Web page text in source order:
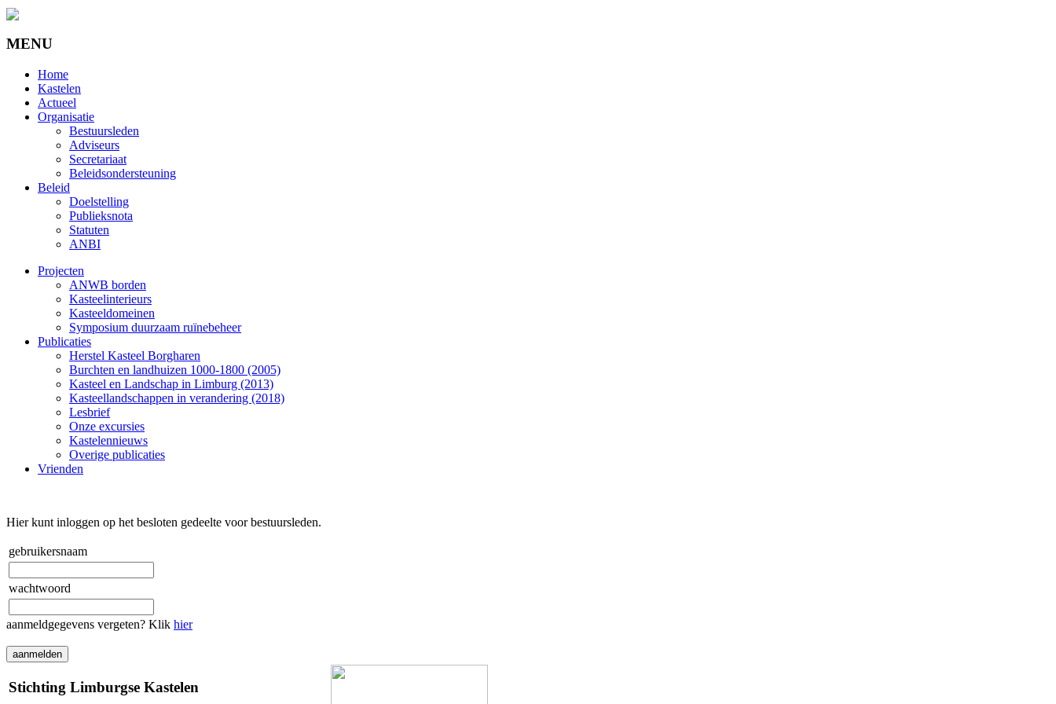
MENU
Home
Kastelen
Actueel
Organisatie
Bestuursleden
Adviseurs
Secretariaat
Beleidsondersteuning
Beleid
Doelstelling
Publieksnota
Statuten
ANBI
Projecten
ANWB borden
Kasteelinterieurs
Kasteeldomeinen
Symposium duurzaam ruïnebeheer
Publicaties
Herstel Kasteel Borgharen
Burchten en landhuizen 1000-1800 (2005)
Kasteel en Landschap in Limburg (2013)
Kasteellandschappen in verandering (2018)
Lesbrief
Onze excursies
Kastelennieuws
Overige publicaties
Vrienden
Hier kunt inloggen op het besloten gedeelte voor bestuursleden.
gebruikersnaam
wachtwoord
aanmeldgegevens vergeten? Klik hier
Stichting Limburgse Kastelen